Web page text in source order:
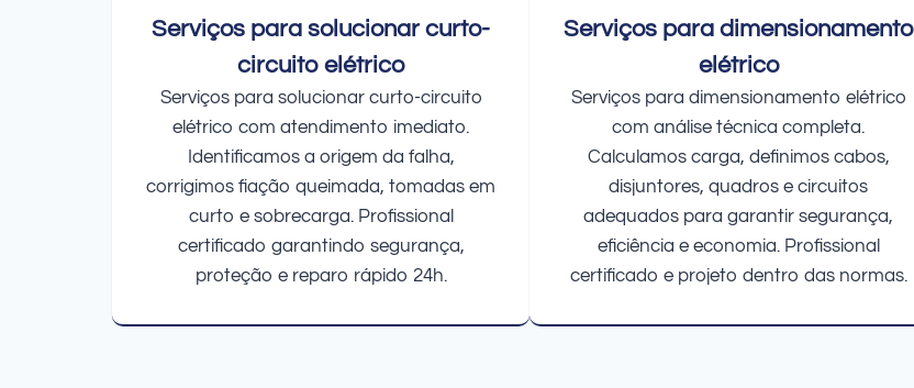
Serviços para solucionar curto-
circuito elétrico
Serviços para solucionar curto-circuito
elétrico com atendimento imediato.
Identificamos a origem da falha,
corrigimos fiação queimada, tomadas em
curto e sobrecarga. Profissional
certificado garantindo segurança,
proteção e reparo rápido 24h.
Serviços para dimensionamento
elétrico
Serviços para dimensionamento elétrico
com análise técnica completa.
Calculamos carga, definimos cabos,
disjuntores, quadros e circuitos
adequados para garantir segurança,
eficiência e economia. Profissional
certificado e projeto dentro das normas.